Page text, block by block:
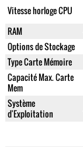
Vitesse horloge CPU
RAM
Options de Stockage
Type Carte Mémoire
Capacité Max. Carte
Mem
Système
d'Exploitation